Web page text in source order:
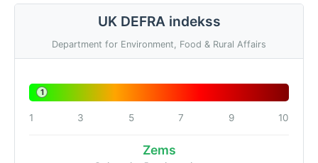
UK DEFRA indekss
Department for Environment, Food & Rural Affairs
1
1 3 5 7 9 10
Zems